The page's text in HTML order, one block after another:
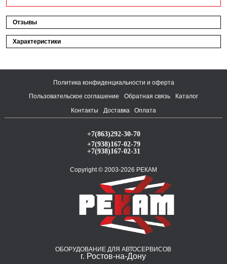
Отзывы
Характеристики
Политика конфиденциальности и оферта
Пользовательское соглашение
Обратная связь
Каталог
Контакты
Доставка Оплата
+7(863)292-30-70
+7(938)167-02-79
+7(938)167-02-31
Copyright © 2003-2026 РЕКАМ
ОБОРУДОВАНИЕ ДЛЯ АВТОСЕРВИСОВ
г. Ростов-на-Дону